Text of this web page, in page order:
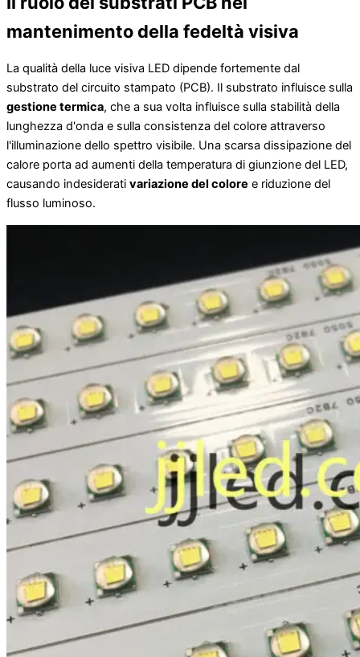
mantenimento della fedeltà visiva
La qualità della luce visiva LED dipende fortemente dal
substrato del circuito stampato (PCB). Il substrato influisce sulla
gestione termica, che a sua volta influisce sulla stabilità della
lunghezza d'onda e sulla consistenza del colore attraverso
l'illuminazione dello spettro visibile. Una scarsa dissipazione del
calore porta ad aumenti della temperatura di giunzione del LED,
causando indesiderati variazione del colore e riduzione del
flusso luminoso.